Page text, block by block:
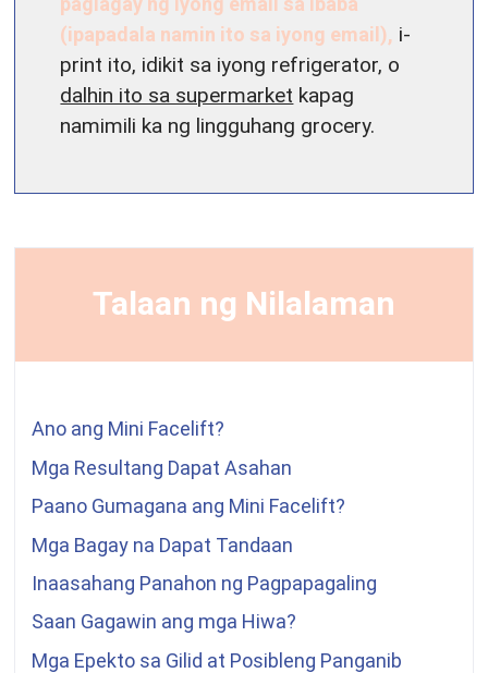
(ipapadala namin ito sa iyong email), i-
print ito, idikit sa iyong refrigerator, o
dalhin ito sa supermarket kapag
namimili ka ng lingguhang grocery.
Talaan ng Nilalaman
Ano ang Mini Facelift?
Mga Resultang Dapat Asahan
Paano Gumagana ang Mini Facelift?
Mga Bagay na Dapat Tandaan
Inaasahang Panahon ng Pagpapagaling
Saan Gagawin ang mga Hiwa?
Mga Epekto sa Gilid at Posibleng Panganib